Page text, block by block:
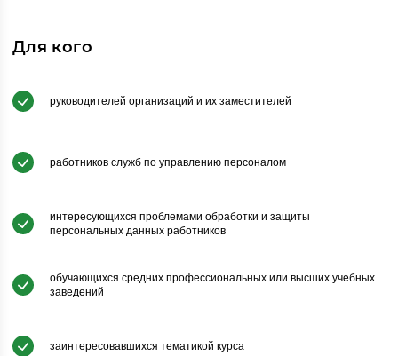
Для кого
руководителей организаций и их заместителей
работников служб по управлению персоналом
интересующихся проблемами обработки и защиты
персональных данных работников
обучающихся средних профессиональных или высших учебных
заведений
заинтересовавшихся тематикой курса